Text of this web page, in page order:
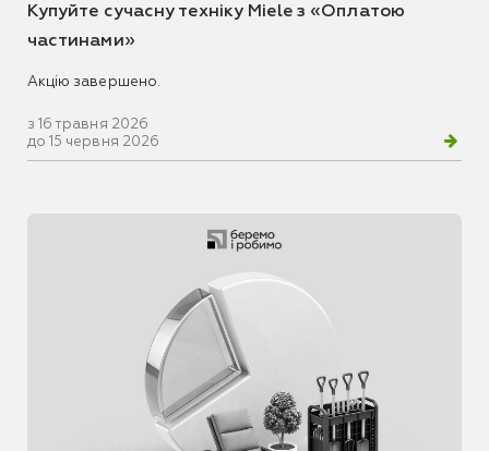
Купуйте сучасну техніку Miele з «Оплатою
частинами»
Акцію завершено.
з 16 травня 2026
до 15 червня 2026